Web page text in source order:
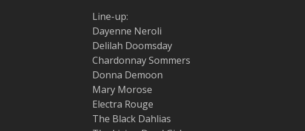
Line-up:
Dayenne Neroli
Delilah Doomsday
Chardonnay Sommers
Donna Demoon
Mary Morose
Electra Rouge
The Black Dahlias